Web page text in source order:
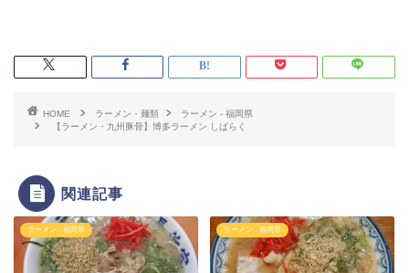
HOME ラーメン・麺類
ラーメン - 福岡県
【ラーメン・九州豚骨】博多ラーメン しばらく
関連記事
ラーメン - 福岡県 ラーメン - 福岡県